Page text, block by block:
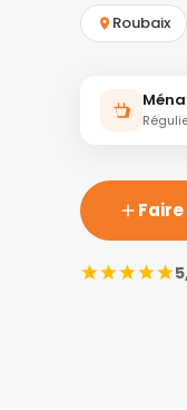
Roubaix